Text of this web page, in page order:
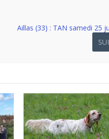
Aillas (33) : TAN samedi 25